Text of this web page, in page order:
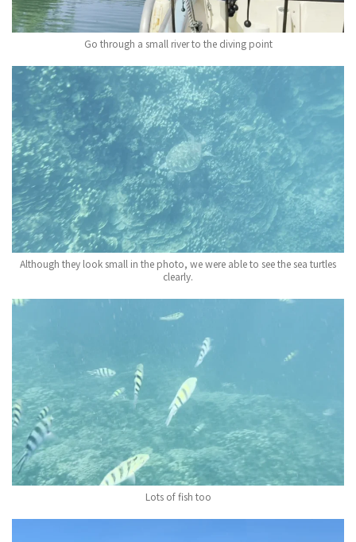
Go through a small river to the diving point
Although they look small in the photo, we were able to see the sea turtles
clearly.
Lots of fish too